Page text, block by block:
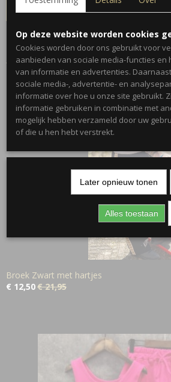
IN WINKELWAGEN
Specificaties
Productcode
502-372
Ook interessant
Broek Zwart met hartjes
€ 12,50€ 21,95
Op deze website worden cookies
Cookies worden door ons gebruikt voor
aanbieden van sociale media-functies en
van informatie en advertenties.
sociale media-, advertentie- en
informatie over hoe u onze site gebruikt.
informatie gebruiken in combinatie met
mogelijk hebben verzameld door uw
of die u hen hebt verstrekt.
Later opnieuw tonen
Alles toestaan